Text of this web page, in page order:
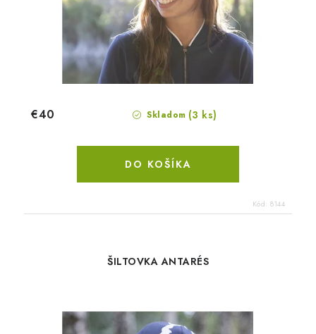
Skladom (3 ks)
€40
DO KOŠÍKA
Kód: 8144
ŠILTOVKA ANTARÉS